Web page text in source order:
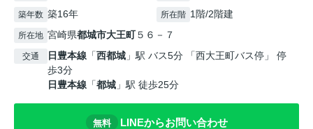
築年数 築16年 所在階 1階/2階建
所在地 宮崎県都城市大王町５６－７
交通 日豊本線 「西都城 」駅 バス5分 「西大王町バス停」 停
歩3分
日豊本線 「都城 」駅 徒歩25分
無料 LINEからお問い合わせ